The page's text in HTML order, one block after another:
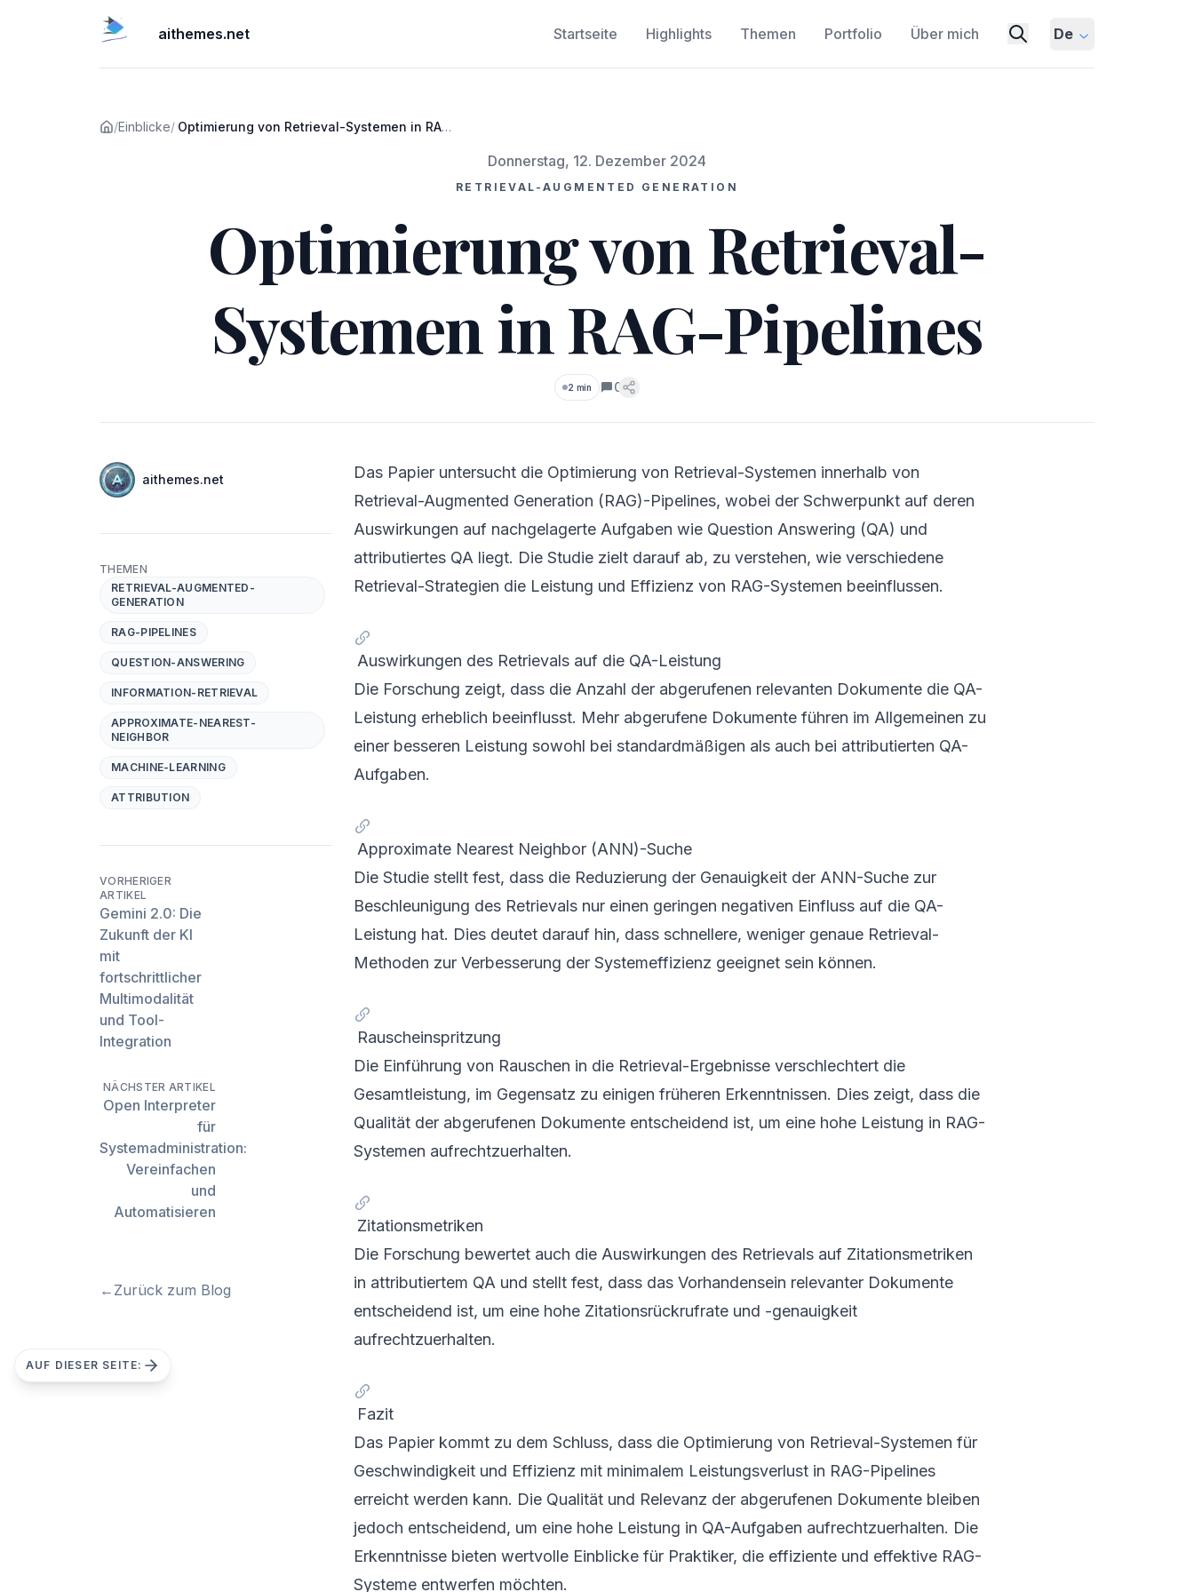
aithemes.net Startseite Highlights Themen Portfolio Über mich De
AUF DIESER SEITE:
/Einblicke/ Optimierung von Retrieval-Systemen in RAG-
Donnerstag, 12. Dezember 2024
RETRIEVAL-AUGMENTED GENERATION
Optimierung von Retrieval-
Systemen in RAG-Pipelines
2 min 0
Kommentare
AutorenName
aithemes.net
Das Papier untersucht die Optimierung von Retrieval-Systemen innerhalb von
Retrieval-Augmented Generation (RAG)-Pipelines, wobei der Schwerpunkt auf deren
Auswirkungen auf nachgelagerte Aufgaben wie Question Answering (QA) und
attributiertes QA liegt. Die Studie zielt darauf ab, zu verstehen, wie verschiedene
Retrieval-Strategien die Leistung und Effizienz von RAG-Systemen beeinflussen.
Auswirkungen des Retrievals auf die QA-Leistung
Die Forschung zeigt, dass die Anzahl der abgerufenen relevanten Dokumente die QA-
Leistung erheblich beeinflusst. Mehr abgerufene Dokumente führen im Allgemeinen zu
einer besseren Leistung sowohl bei standardmäßigen als auch bei attributierten QA-
Aufgaben.
Approximate Nearest Neighbor (ANN)-Suche
Die Studie stellt fest, dass die Reduzierung der Genauigkeit der ANN-Suche zur
Beschleunigung des Retrievals nur einen geringen negativen Einfluss auf die QA-
Leistung hat. Dies deutet darauf hin, dass schnellere, weniger genaue Retrieval-
Methoden zur Verbesserung der Systemeffizienz geeignet sein können.
Rauscheinspritzung
Die Einführung von Rauschen in die Retrieval-Ergebnisse verschlechtert die
Gesamtleistung, im Gegensatz zu einigen früheren Erkenntnissen. Dies zeigt, dass die
Qualität der abgerufenen Dokumente entscheidend ist, um eine hohe Leistung in RAG-
Systemen aufrechtzuerhalten.
Zitationsmetriken
Die Forschung bewertet auch die Auswirkungen des Retrievals auf Zitationsmetriken
in attributiertem QA und stellt fest, dass das Vorhandensein relevanter Dokumente
entscheidend ist, um eine hohe Zitationsrückrufrate und -genauigkeit
aufrechtzuerhalten.
Fazit
Das Papier kommt zu dem Schluss, dass die Optimierung von Retrieval-Systemen für
Geschwindigkeit und Effizienz mit minimalem Leistungsverlust in RAG-Pipelines
erreicht werden kann. Die Qualität und Relevanz der abgerufenen Dokumente bleiben
jedoch entscheidend, um eine hohe Leistung in QA-Aufgaben aufrechtzuerhalten. Die
Erkenntnisse bieten wertvolle Einblicke für Praktiker, die effiziente und effektive RAG-
Systeme entwerfen möchten.
THEMEN
RETRIEVAL-AUGMENTED-
GENERATION
RAG-PIPELINES
QUESTION-ANSWERING
INFORMATION-RETRIEVAL
APPROXIMATE-NEAREST-
NEIGHBOR
MACHINE-LEARNING
ATTRIBUTION
VORHERIGER
ARTIKEL
Gemini 2.0: Die
Zukunft der KI
mit
fortschrittlicher
Multimodalität
und Tool-
Integration
NÄCHSTER ARTIKEL
Open Interpreter
für
Systemadministration:
Vereinfachen
und
Automatisieren
← Zurück zum Blog